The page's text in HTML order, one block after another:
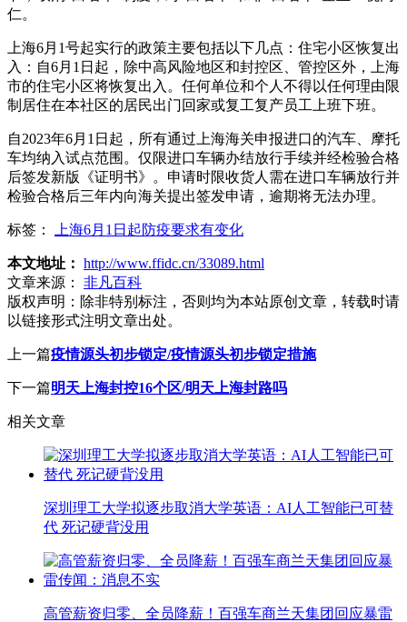
仁。
上海6月1号起实行的政策主要包括以下几点：住宅小区恢复出
入：自6月1日起，除中高风险地区和封控区、管控区外，上海
市的住宅小区将恢复出入。任何单位和个人不得以任何理由限
制居住在本社区的居民出门回家或复工复产员工上班下班。
自2023年6月1日起，所有通过上海海关申报进口的汽车、摩托
车均纳入试点范围。仅限进口车辆办结放行手续并经检验合格
后签发新版《证明书》。申请时限收货人需在进口车辆放行并
检验合格后三年内向海关提出签发申请，逾期将无法办理。
标签： 上海6月1日起防疫要求有变化
本文地址： http://www.ffidc.cn/33089.html
文章来源：
非凡百科
版权声明： 除非特别标注，否则均为本站原创文章，转载时请
以链接形式注明文章出处。
上一篇疫情源头初步锁定/疫情源头初步锁定措施
下一篇明天上海封控16个区/明天上海封路吗
相关文章
深圳理工大学拟逐步取消大学英语：AI人工智能已可替
代 死记硬背没用
高管薪资归零、全员降薪！百强车商兰天集团回应暴雷